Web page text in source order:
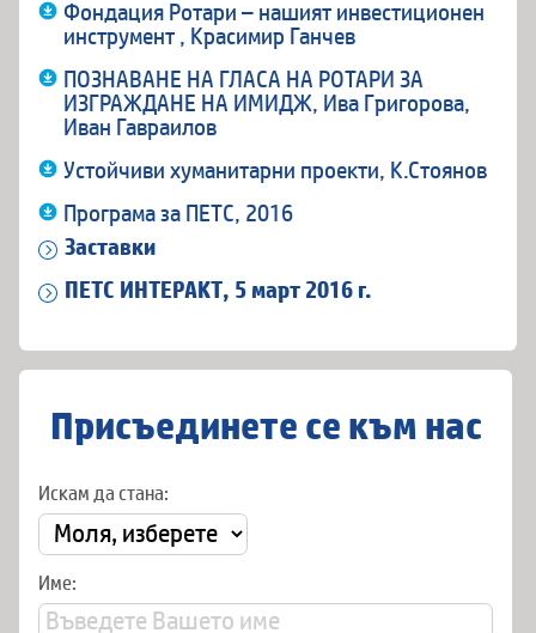
Заставки
ПЕТС ИНТЕРАКТ, 5 март 2016 г.
Фондация Ротари – нашият инвестиционен
инструмент , Красимир Ганчев
ПОЗНАВАНЕ НА ГЛАСА НА РОТАРИ ЗА
ИЗГРАЖДАНЕ НА ИМИДЖ, Ива Григорова,
Иван Гавраилов
Устойчиви хуманитарни проекти, К.Стоянов
Програма за ПЕТС, 2016
Присъединете се към нас
Искам да стана:
Име: